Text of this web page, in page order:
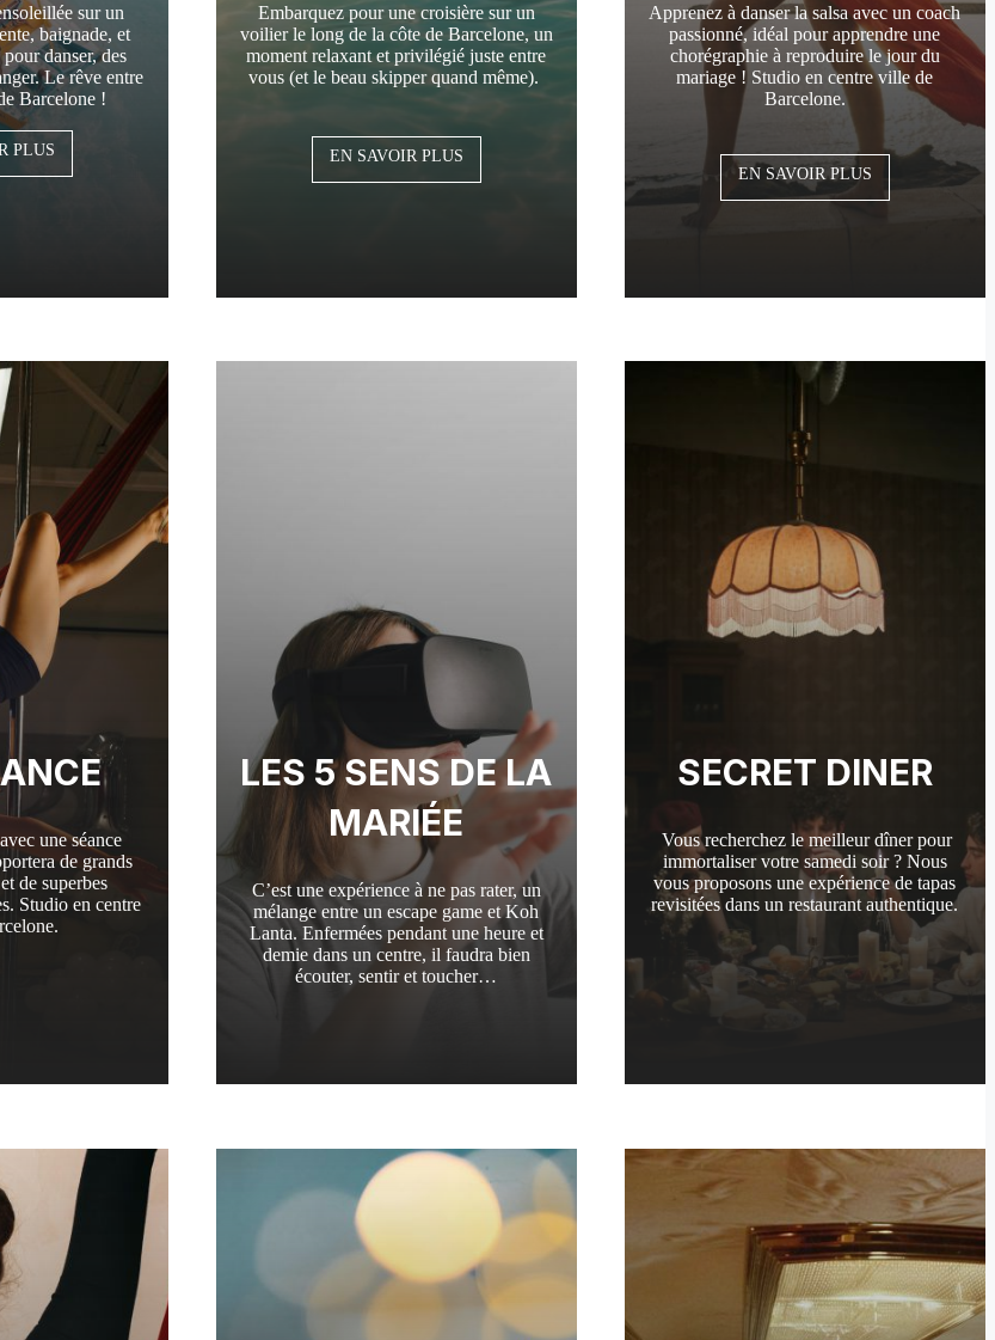
sur un
baignade, et
danser, des
Le rêve entre
Barcelone !
PLUS
Embarquez pour une croisière sur un
voilier le long de la côte de Barcelone, un
moment relaxant et privilégié juste entre
vous (et le beau skipper quand même).
EN SAVOIR PLUS
Apprenez à danser la salsa avec un coach
passionné, idéal pour apprendre une
chorégraphie à reproduire le jour du
mariage ! Studio en centre ville de
Barcelone.
EN SAVOIR PLUS
une séance
de grands
de superbes
Studio en centre
LES 5 SENS DE LA
MARIÉE
C’est une expérience à ne pas rater, un
mélange entre un escape game et Koh
Lanta. Enfermées pendant une heure et
demie dans un centre, il faudra bien
écouter, sentir et toucher…
SECRET DINER
Vous recherchez le meilleur dîner pour
immortaliser votre samedi soir ? Nous
vous proposons une expérience de tapas
revisitées dans un restaurant authentique.